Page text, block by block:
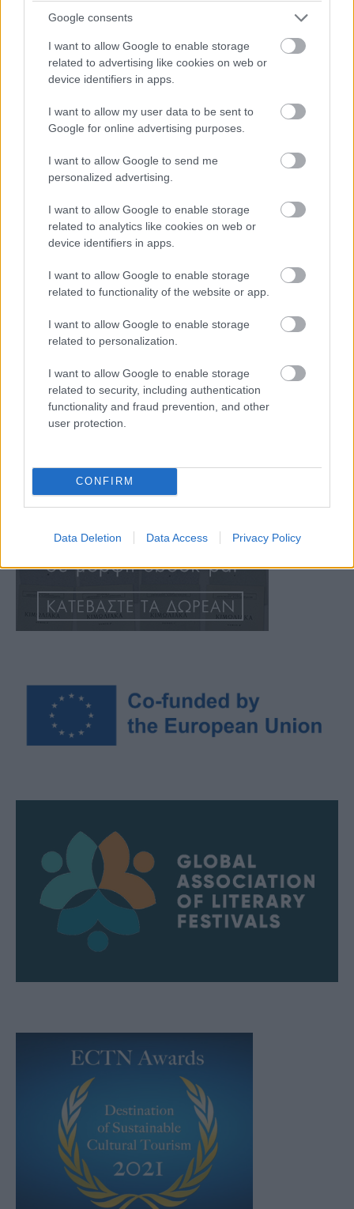
Google consents
I want to allow Google to enable storage
related to advertising like cookies on web or
device identifiers in apps.
I want to allow my user data to be sent to
Google for online advertising purposes.
I want to allow Google to send me
personalized advertising.
I want to allow Google to enable storage
related to analytics like cookies on web or
device identifiers in apps.
I want to allow Google to enable storage
related to functionality of the website or app.
I want to allow Google to enable storage
related to personalization.
I want to allow Google to enable storage
related to security, including authentication
functionality and fraud prevention, and other
user protection.
CONFIRM
Data Deletion Data Access Privacy Policy